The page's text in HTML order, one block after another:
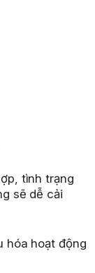
tình trạng
sẽ dễ cải
hóa hoạt động